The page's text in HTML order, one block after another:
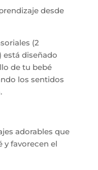
desde
(2
está diseñado
de tu bebé
los sentidos
adorables que
y favorecen el